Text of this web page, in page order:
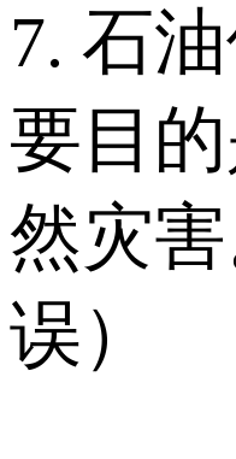
7. 石
要目
然灾
误）